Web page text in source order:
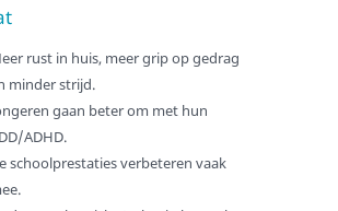
rust in huis, meer grip op gedrag
minder strijd.
gaan beter om met hun
ADHD.
schoolprestaties verbeteren vaak
vragen